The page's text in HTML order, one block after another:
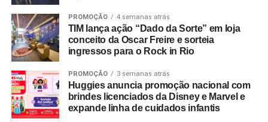
PROMOÇÃO 4 semanas atrás
TIM lança ação “Dado da Sorte” em loja
conceito da Oscar Freire e sorteia
ingressos para o Rock in Rio
PROMOÇÃO 3 semanas atrás
Huggies anuncia promoção nacional com
brindes licenciados da Disney e Marvel e
expande linha de cuidados infantis